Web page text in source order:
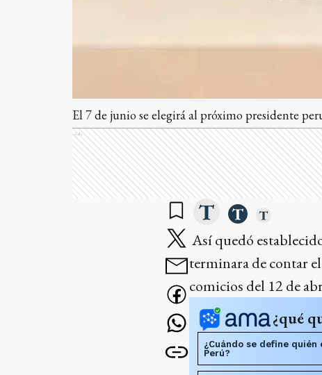
El 7 de junio se elegirá al próximo presidente
Ads
Así quedó
terminara de contar
comicios del 12 de
¿qué
¿Cuándo se define
Perú?